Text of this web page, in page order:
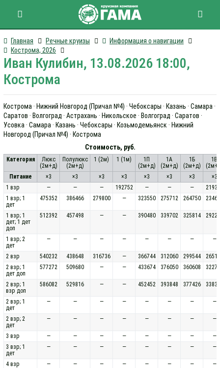
Главная Речные круизы
Информация о навигации
Кострома, 2026
Иван Кулибин, 13.08.2026 18:00,
Кострома
Кострома · Нижний Новгород (Причал №4) · Чебоксары · Казань · Самара ·
Саратов · Волгоград · Астрахань · Никольское · Волгоград · Саратов ·
Усовка · Самара · Казань · Чебоксары · Козьмодемьянск · Нижний
Новгород (Причал №4) · Кострома
Стоимость, руб.
Категория
Люкс
(2м+д)
Полулюкс
(2м+д)
1 (2м) 1 (1м)
1П
(2м+д)
1А
(2м+д)
1Б
(2м+д)
1В
Питание
×3 ×3 ×3 ×3 ×3 ×3 ×3
×3
1 взр
— — — 192752 — — —
1 взр; 1
дет
475352 386466 279800 — 323550 275712 264750
1 взр; 1
дет; 1 дет
доп
512392 457498 — — 390480 339702 325814
1 взр; 2
дет
— — — — — — — —
2 взр 540232 438648 316736 — 366744 312060 299544
2 взр; 1
дет доп
577272 509680 — — 433674 376050 360608
2 взр; 1
взр доп
586082 529816 — — 452452 393848 377426
2 взр; 1
дет
— — — — — — — —
2 взр; 2
дет
— — — — — — — —
3 взр — — — — — — —
—
3 взр; 1
дет
— — — — — — — —
4 взр — — — — — — — —